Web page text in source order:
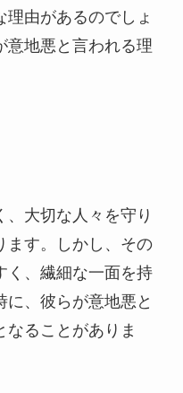
理由があるのでしょ
意地悪と言われる理
大切な人々を守り
ます。しかし、その
く、繊細な一面を持
に、彼らが意地悪と
なることがありま